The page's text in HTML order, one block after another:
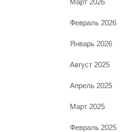
Март 2026
Февраль 2026
Январь 2026
Август 2025
Апрель 2025
Март 2025
Февраль 2025